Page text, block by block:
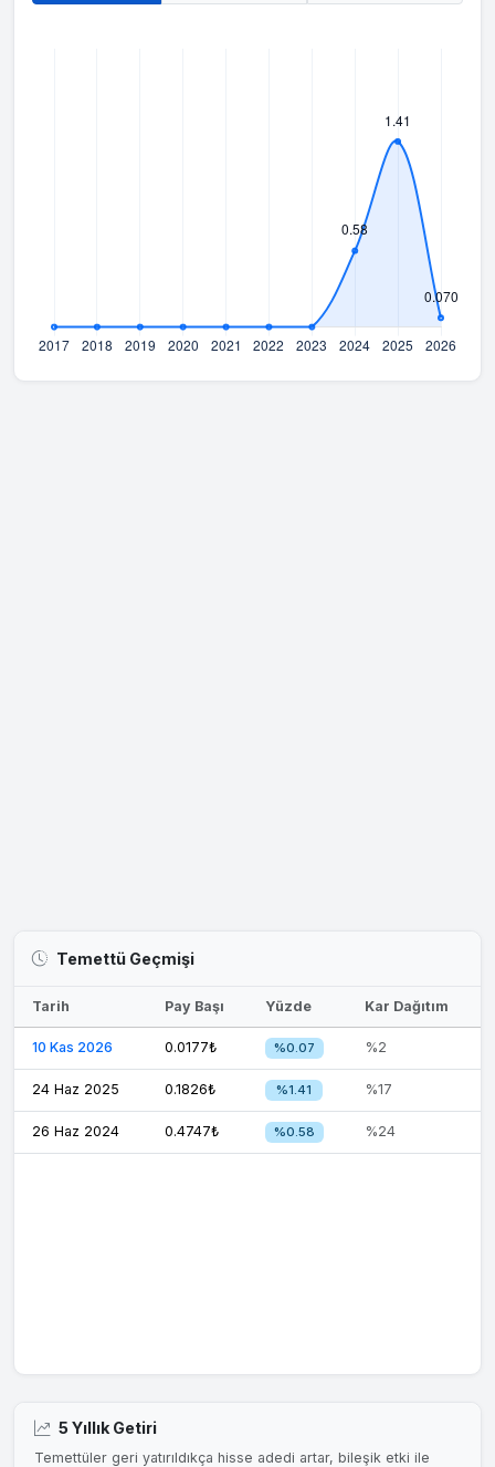
Temettü Geçmişi
Tarih Pay Başı Yüzde Kar Dağıtım
10 Kas 2026 0.0177₺ %0.07 %2
24 Haz 2025 0.1826₺ %1.41 %17
26 Haz 2024 0.4747₺ %0.58 %24
5 Yıllık Getiri
Temettüler geri yatırıldıkça hisse adedi artar, bileşik etki ile